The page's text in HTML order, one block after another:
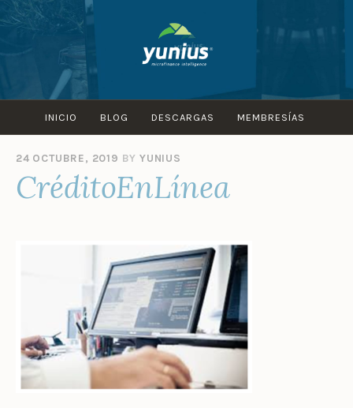
Skip
to
content
INICIO BLOG DESCARGAS MEMBRESÍAS
24 OCTUBRE, 2019 BYYUNIUS
CréditoEnLínea